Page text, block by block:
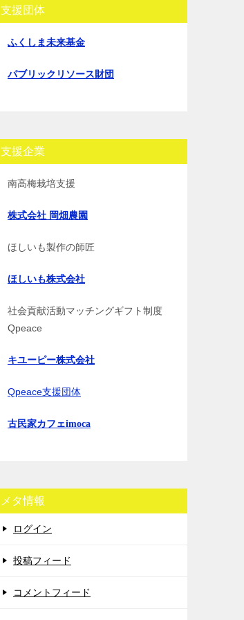
支援団体
ふくしま未来基金
パブリックリソース財団
支援企業
南高梅栽培支援
株式会社 岡畑農園
ほしいも製作の師匠
ほしいも株式会社
社会貢献活動マッチングギフト制度
Qpeace
キユーピー株式会社
Qpeace支援団体
古民家カフェimoca
メタ情報
ログイン
投稿フィード
コメントフィード